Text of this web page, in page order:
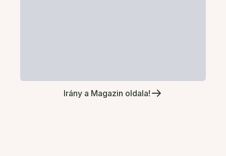
Irány a Magazin oldala!